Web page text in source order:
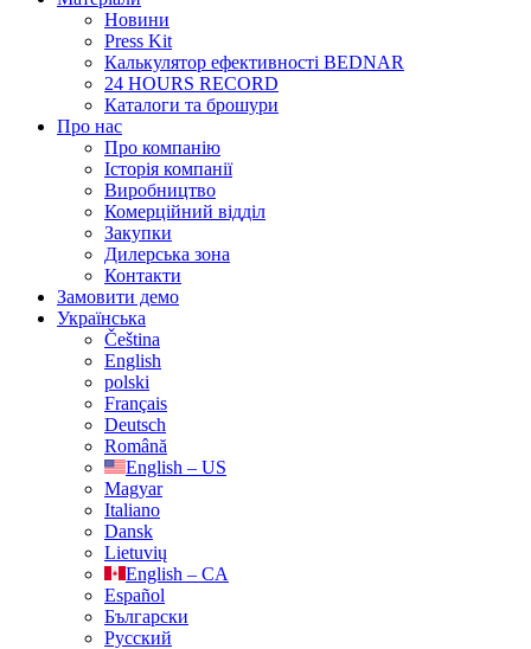
Новини
Press Kit
Калькулятор ефективності BEDNAR
24 HOURS RECORD
Каталоги та брошури
Про нас
Про компанію
Історія компанії
Виробництво
Комерційний відділ
Закупки
Дилерська зона
Контакти
Замовити демо
Українська
Čeština
English
polski
Français
Deutsch
Română
English – US
Magyar
Italiano
Dansk
Lietuvių
English – CA
Español
Български
Русский